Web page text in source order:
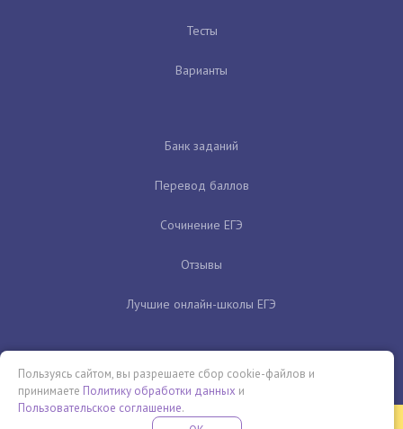
Тесты
Варианты
Банк заданий
Перевод баллов
Сочинение ЕГЭ
Отзывы
Лучшие онлайн-школы ЕГЭ
Пользуясь сайтом, вы разрешаете сбор cookie-файлов и
принимаете Политику обработки данных и
Пользовательское соглашение.